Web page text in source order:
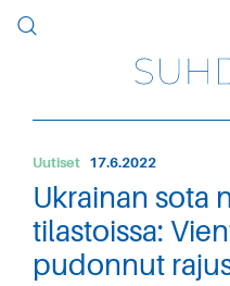
Uutiset 17.6.2022
Ukrainan sota
tilastoissa:
pudonnut